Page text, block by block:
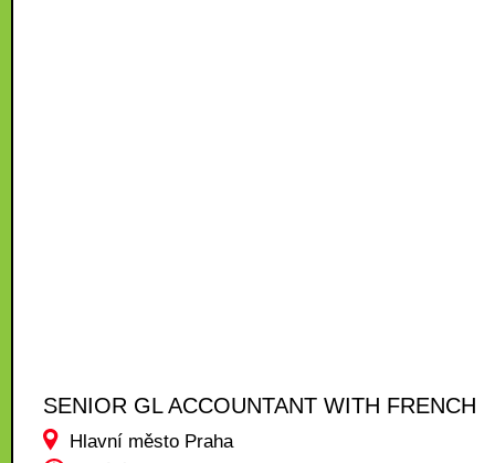
SENIOR GL ACCOUNTANT WITH FRENCH
Hlavní město Praha